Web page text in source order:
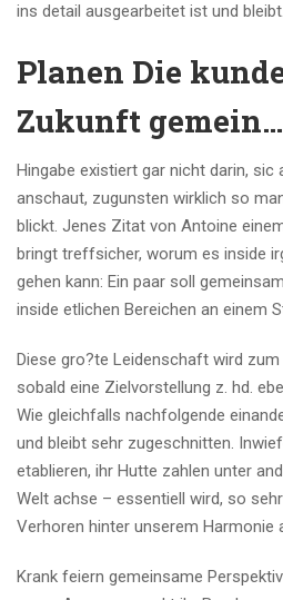
ins detail ausgearbeitet ist und bleibt.
Planen Die
Zukunft gemein…
Hingabe existiert gar nicht darin, sic
anschaut, zugunsten wirklich so
blickt. Jenes Zitat von Antoine
bringt treffsicher, worum es inside
gehen kann: Ein paar soll
inside etlichen Bereichen an einem
Diese gro?te Leidenschaft wird
sobald eine Zielvorstellung z. hd.
Wie gleichfalls nachfolgende
und bleibt sehr zugeschnitten.
etablieren, ihr Hutte zahlen unter
Welt achse – essentiell wird, so
Verhoren hinter unserem Harmonie
Krank feiern gemeinsame